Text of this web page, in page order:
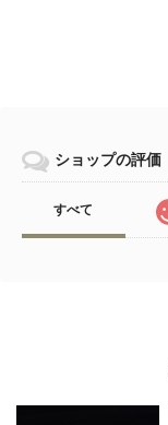
ショップの評価
すべて